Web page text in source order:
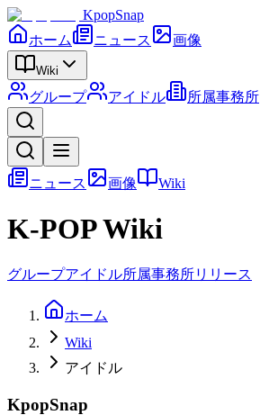
KpopSnap
ホーム
ニュース 画像
Wiki
グループ アイドル 所属事務所
ニュース 画像 Wiki
K-POP Wiki
グループアイドル所属事務所リリース
ホーム
Wiki
アイドル
KpopSnap